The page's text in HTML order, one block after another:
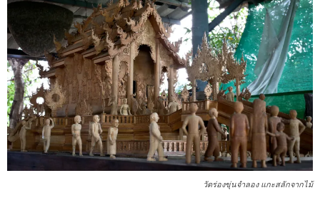
วัดร่องขุ่นจำลอง แกะสลักจากไม้